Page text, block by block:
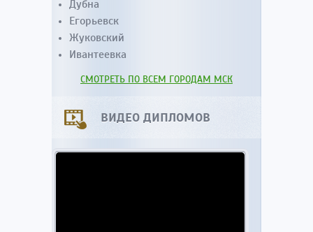
Дубна
Егорьевск
Жуковский
Ивантеевка
СМОТРЕТЬ ПО ВСЕМ ГОРОДАМ МСК
ВИДЕО ДИПЛОМОВ